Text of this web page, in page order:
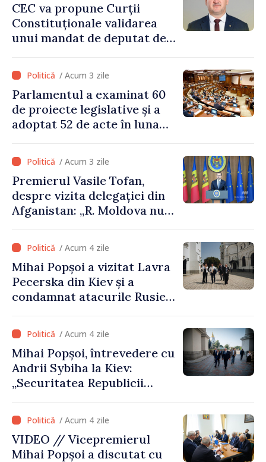
CEC va propune Curții
Constituționale validarea
unui mandat de deputat de
/ Acum 3 zile
Parlamentul a examinat 60
de proiecte legislative și a
adoptat 52 de acte în luna
/ Acum 3 zile
Premierul Vasile Tofan,
despre vizita delegației din
Afganistan: „R. Moldova nu
talibană. Aprobarea acestei
vizite a fost o eroare de
evaluare și de coordonare
instituțională”
/ Acum 4 zile
Mihai Popșoi a vizitat Lavra
Pecerska din Kiev și a
condamnat atacurile Rusiei
cultural al Ucrainei
/ Acum 4 zile
Mihai Popșoi, întrevedere cu
Andrii Sybiha la Kiev:
„Securitatea Republicii
de securitatea Ucrainei”
/ Acum 4 zile
VIDEO // Vicepremierul
Mihai Popșoi a discutat cu